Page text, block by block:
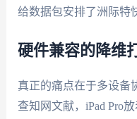
给数据包安排了洲际特
硬件兼容的降维
真正的痛点在于多设备
查知网文献，iPad Pro